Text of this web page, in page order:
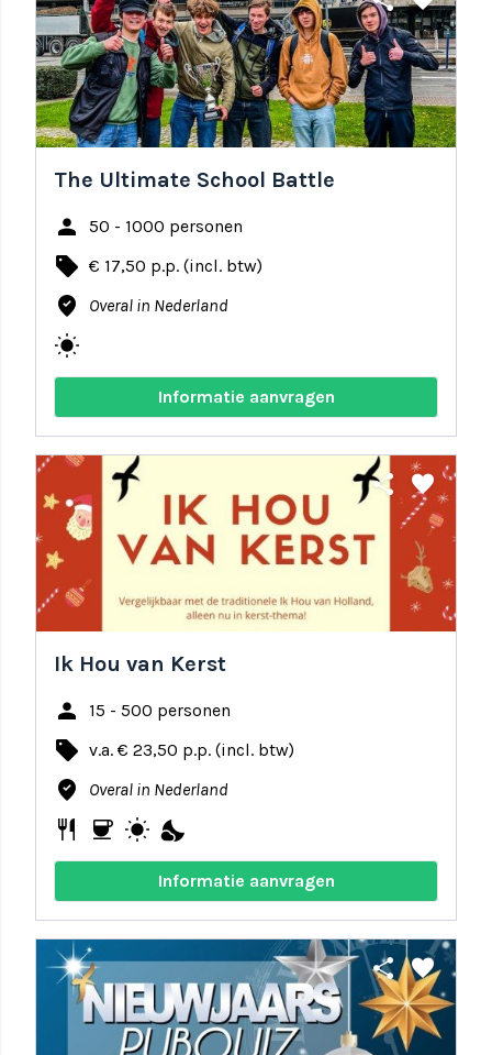
The Ultimate School Battle
person 50 - 1000 personen
local_offer € 17,50 p.p. (incl. btw)
where_to_vote Overal in Nederland
wb_sunny
Informatie aanvragen
share favorite
Ik Hou van Kerst
person 15 - 500 personen
local_offer v.a. € 23,50 p.p. (incl. btw)
where_to_vote Overal in Nederland
restaurant coffee wb_sunny nights_stay
Informatie aanvragen
share favorite